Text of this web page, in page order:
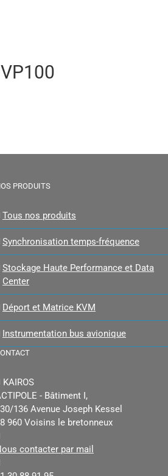
PRODUITS
Tous nos produits
Synchronisation temps-fréquence
Stockage Haute Performance et Data
Center
Déport et Matrice KVM
Instrumentation bus avionique
KAIROS
- Bâtiment I,
136 Avenue Joseph Kessel
960 Voisins le bretonneux
contacter par mail